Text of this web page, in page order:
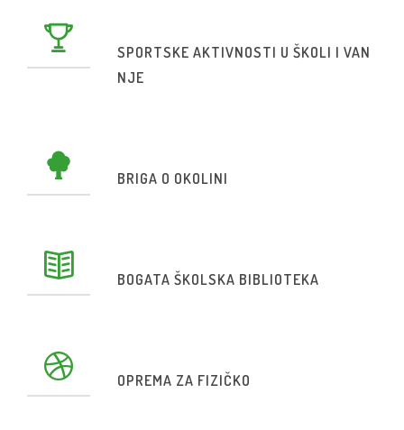
SPORTSKE AKTIVNOSTI U ŠKOLI I VAN
NJE
BRIGA O OKOLINI
BOGATA ŠKOLSKA BIBLIOTEKA
OPREMA ZA FIZIČKO